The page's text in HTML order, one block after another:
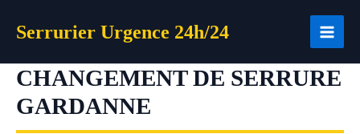
Serrurier Urgence 24h/24
CHANGEMENT DE SERRURE
GARDANNE